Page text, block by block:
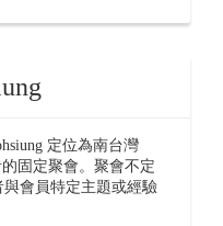
定位為南台灣
固定聚會。聚會不定
會員特定主題或經驗